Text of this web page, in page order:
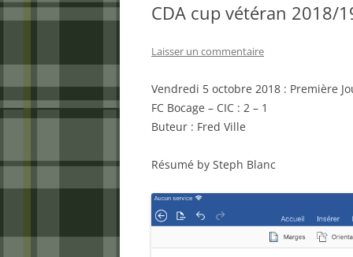
CDA cup vétéran 2018/
Laisser un commentaire
Vendredi 5 octobre 2018 : Première
FC Bocage – CIC : 2 – 1
Buteur : Fred Ville
Résumé by Steph Blanc